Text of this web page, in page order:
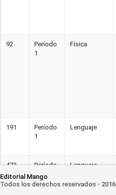
92
Período
1
Física
191
Período
1
Lenguaje
473
Período
1
Lenguaje
Editorial Mango
Todos los derechos reservados - 2016